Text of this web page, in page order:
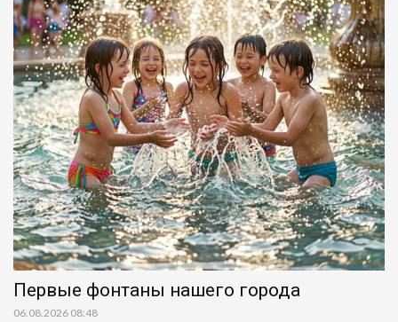
Первые фонтаны нашего города
06.08.2026 08:48